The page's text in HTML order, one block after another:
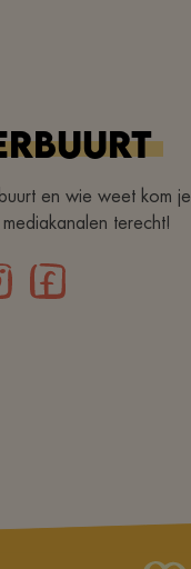
en wie weet kom je
terecht!